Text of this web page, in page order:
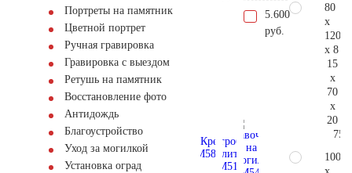
Портреты на памятник
Цветной портрет
Ручная гравировка
Гравировка с выездом
Ретушь на памятник
Восстановление фото
Антидождь
Благоустройство
Уход за могилкой
Установка оград
5.600
руб.
80
x
120
x 8
15
x
70
x
20
100